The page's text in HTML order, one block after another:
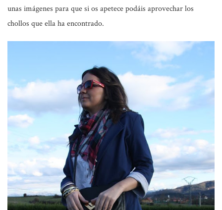
unas imágenes para que si os apetece podáis aprovechar los
chollos que ella ha encontrado.